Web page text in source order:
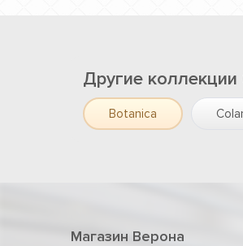
Другие
Botanica
Магазин Верона